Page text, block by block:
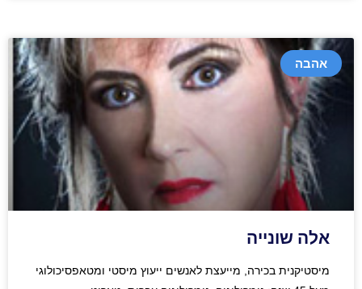
אהבה
אלה שונייה
מיסטיקנית בכירה, מייעצת לאנשים ייעוץ מיסטי ומטאפסיכולוגי